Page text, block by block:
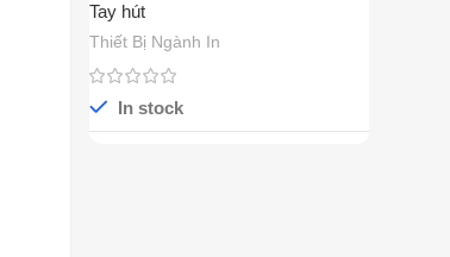
Tay hút
Thiết Bị Ngành In
In stock